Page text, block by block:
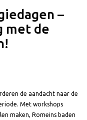
–
met de
de aandacht naar de
Met workshops
maken, Romeins baden